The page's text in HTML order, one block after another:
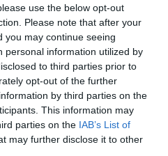
use the below opt-out
Please note that after your
you may continue seeing
personal information utilized by
to third parties prior to
opt-out of the further
by third parties on the
This information may
parties on the IAB’s List of
may further disclose it to other
Δημοφιλή